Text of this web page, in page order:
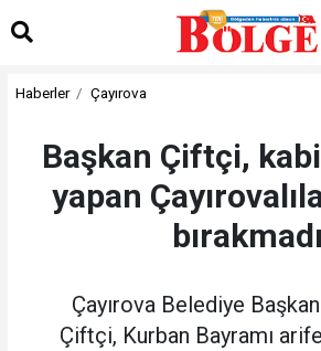
Haberler Çayırova
Başkan Çiftçi,
yapan
bırakmadı
Çayırova Belediye
Çiftçi, Kurban Bayramı